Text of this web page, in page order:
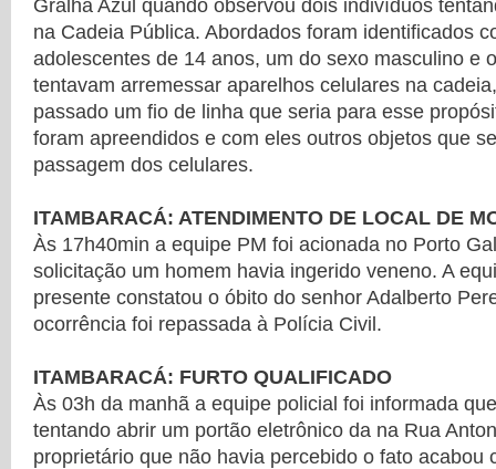
Gralha Azul quando observou dois indivíduos
na Cadeia Pública. Abordados foram identificados
adolescentes de 14 anos, um do sexo masculino e
tentavam arremessar aparelhos celulares na
passado um fio de linha que seria para esse
foram apreendidos e com eles outros objetos que
passagem dos celulares.
ITAMBARACÁ: ATENDIMENTO DE LOCAL DE
Às 17h40min a equipe PM foi acionada no Porto
solicitação um homem havia ingerido veneno. A
presente constatou o óbito do senhor Adalberto
ocorrência foi repassada à Polícia Civil.
ITAMBARACÁ: FURTO QUALIFICADO
Às 03h da manhã a equipe policial foi informada
tentando abrir um portão eletrônico da na Rua
proprietário que não havia percebido o fato acabou